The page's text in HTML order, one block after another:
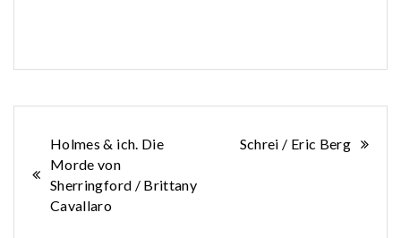
Beitragsnavigation
Holmes & ich. Die
Morde von
Sherringford / Brittany
Cavallaro
Schrei / Eric Berg